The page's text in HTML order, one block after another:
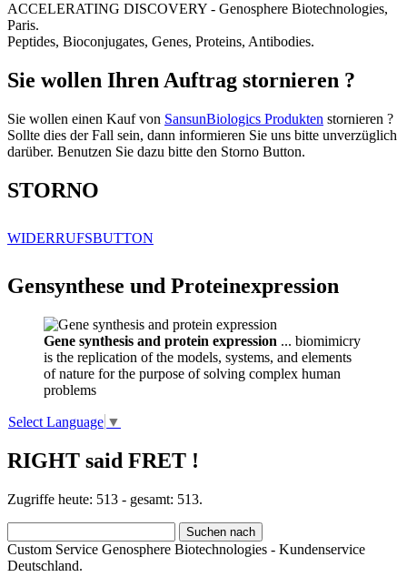
ACCELERATING DISCOVERY - Genosphere Biotechnologies,
Paris.
Peptides, Bioconjugates, Genes, Proteins, Antibodies.
Sie wollen Ihren Auftrag stornieren ?
Sie wollen einen Kauf von SansunBiologics Produkten stornieren ?
Sollte dies der Fall sein, dann informieren Sie uns bitte unverzüglich
darüber. Benutzen Sie dazu bitte den Storno Button.
STORNO
WIDERRUFSBUTTON
Gensynthese und Proteinexpression
Gene synthesis and protein expression ... biomimicry
is the replication of the models, systems, and elements
of nature for the purpose of solving complex human
problems
Select Language ▼
RIGHT said FRET !
Zugriffe heute: 513 - gesamt: 513.
Custom Service Genosphere Biotechnologies - Kundenservice
Deutschland.